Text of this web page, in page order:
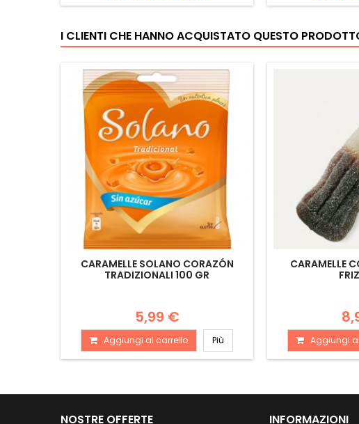
I CLIENTI CHE HANNO ACQUISTATO QUESTO
CARAMELLE SOLANO CORAZÓN
TRADIZIONALI 100 GR
5,99 €
Aggiungi al carrello Più
CARAMELLE
Aggiungi
NOSTRE OFFERTE INFORMAZIONI